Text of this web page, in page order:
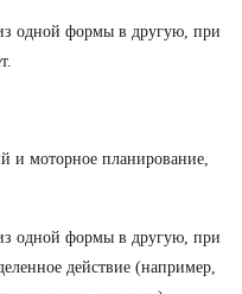
одной формы в другую, при
и моторное планирование,
одной формы в другую, при
действие (например,